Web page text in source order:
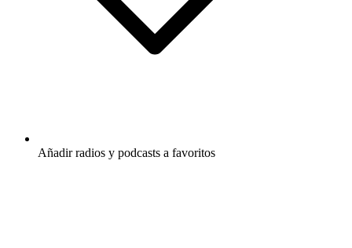
Añadir radios y podcasts a favoritos